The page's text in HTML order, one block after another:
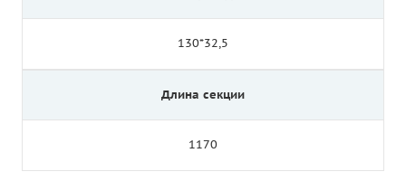
130*32,5
Длина секции
1170